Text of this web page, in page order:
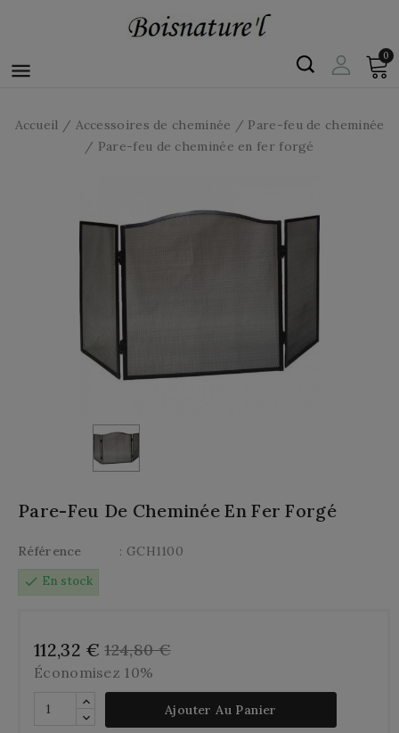

0
Accueil Accessoires de cheminée
Pare-feu de cheminée
Pare-feu de cheminée en fer forgé
Pare-Feu De Cheminée En Fer Forgé
Référence
: GCH1100
check En stock
112,32 € 124,80 €
Économisez 10%
Ajouter Au Panier